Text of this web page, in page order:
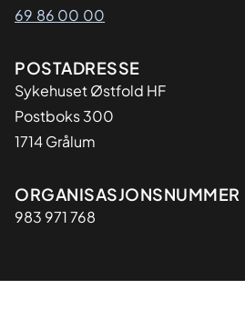
69 86 00 00
Adresse
POSTADRESSE
Sykehuset Østfold HF
Postboks 300
1714 Grålum
Organisasjon
ORGANISASJONSNUMMER
983 971 768